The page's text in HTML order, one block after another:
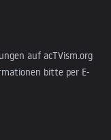
auf acTVism.org
bitte per E-